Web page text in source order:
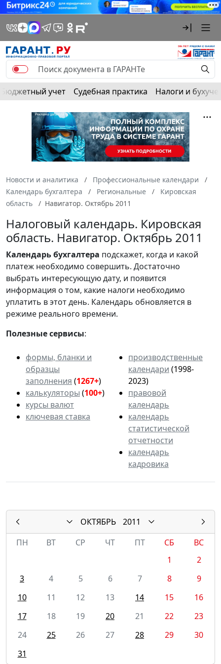
Бюджетный учет Судебная практика Налоги и
Новости и аналитика
Профессиональные календари
Календарь бухгалтера
Региональные
Кировская
область
Навигатор. Октябрь 2011
Налоговый календарь. Кировская
область. Навигатор. Октябрь 2011
Календарьбухгалтера подскажет, когда и какой
платеж необходимо совершить. Достаточно
выбрать интересующую дату, и появится
информация о том, какие налоги необходимо
уплатить в этот день. Календарь обновляется в
режиме реального времени.
Полезные сервисы:
формы, бланки и
образцы
заполнения (1267+)
калькуляторы (100+)
курсы валют
ключевая ставка
производственные
календари (1998-
2023)
правовой
календарь
календарь
статистической
отчетности
календарь
кадровика
ОКТЯБРЬ
2011
ПН
ВТ СР ЧТ ПТ СБ
ВС
1
2
3
4 5 6 7 8
9
10
11 12 13 14 15
16
17
18 19 20 21 22
23
24
25 26 27 28 29
30
31